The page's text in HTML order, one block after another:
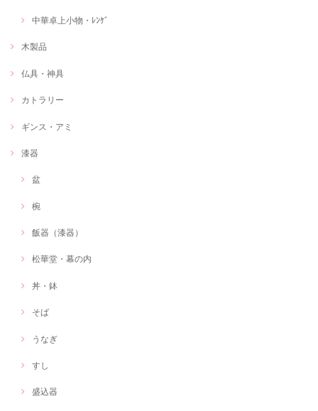
中華卓上小物・ﾚﾝｹﾞ
木製品
仏具・神具
カトラリー
ギンス・アミ
漆器
盆
椀
飯器（漆器）
松華堂・幕の内
丼・鉢
そば
うなぎ
すし
盛込器